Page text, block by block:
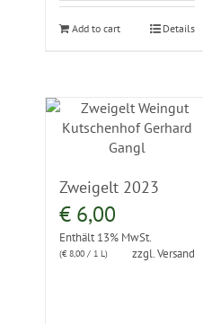
Add to cart Details
Zweigelt 2023
€ 6,00
Enthält 13% MwSt.
(€8,00 / 1 L) zzgl.Versand